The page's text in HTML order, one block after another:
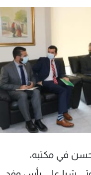
حسن في مكتبه،